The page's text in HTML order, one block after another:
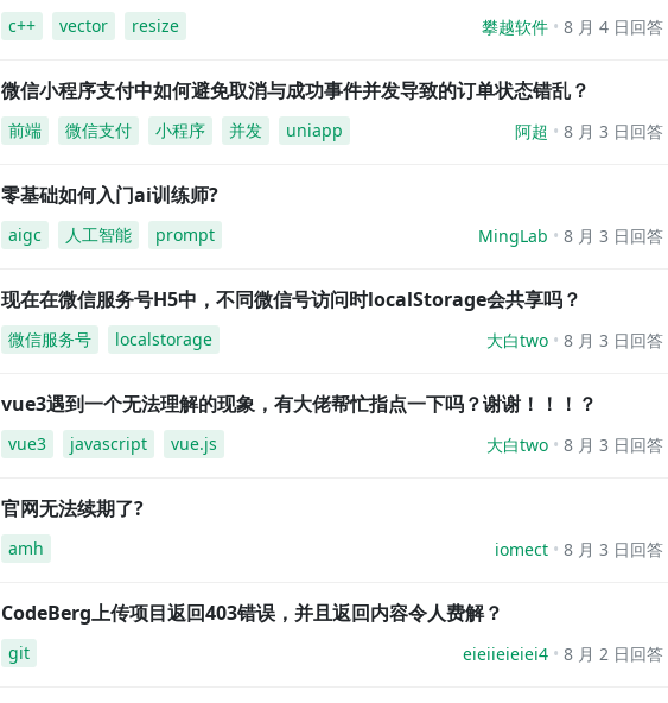
c++ vector resize 攀越软件 8 月 4 日回答
微信小程序支付中如何避免取消与成功事件并发导致的订单状态错乱？
前端 微信支付 小程序 并发 uniapp 阿超 8 月 3 日回答
零基础如何入门ai训练师?
aigc 人工智能 prompt MingLab 8 月 3 日回答
现在在微信服务号H5中，不同微信号访问时localStorage会共享吗？
微信服务号 localstorage 大白two 8 月 3 日回答
vue3遇到一个无法理解的现象，有大佬帮忙指点一下吗？谢谢！！！？
vue3 javascript vue.js 大白two 8 月 3 日回答
官网无法续期了?
amh iomect 8 月 3 日回答
CodeBerg上传项目返回403错误，并且返回内容令人费解？
git eieiieieiei4 8 月 2 日回答